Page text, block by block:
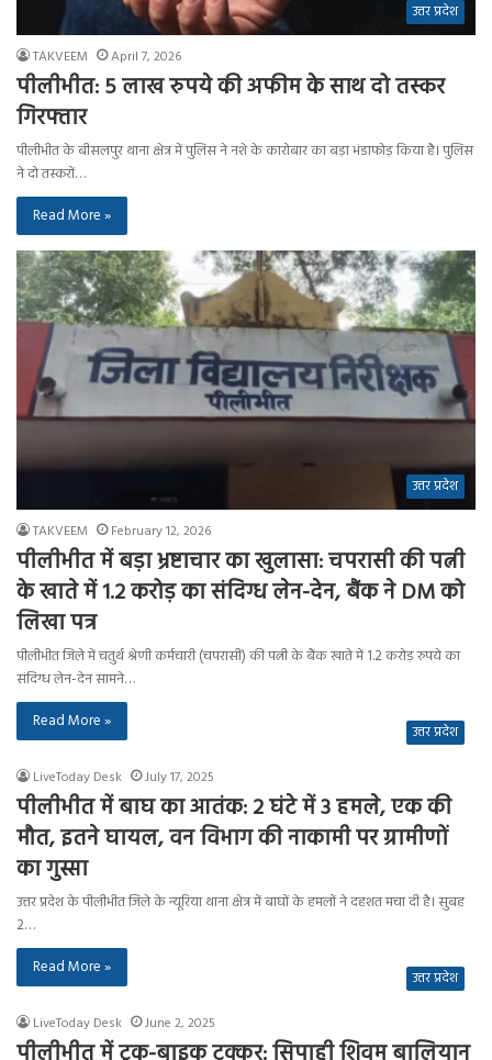
उत्तर प्रदेश
TAKVEEM April 7, 2026
पीलीभीत: 5 लाख रुपये की अफीम के साथ दो तस्कर
गिरफ्तार
पीलीभीत के बीसलपुर थाना क्षेत्र में पुलिस ने नशे के कारोबार का बड़ा भंडाफोड़ किया है। पुलिस
ने दो तस्करों…
Read More »
उत्तर प्रदेश
TAKVEEM February 12, 2026
पीलीभीत में बड़ा भ्रष्टाचार का खुलासा: चपरासी की पत्नी
के खाते में 1.2 करोड़ का संदिग्ध लेन-देन, बैंक ने DM को
लिखा पत्र
पीलीभीत जिले में चतुर्थ श्रेणी कर्मचारी (चपरासी) की पत्नी के बैंक खाते में 1.2 करोड़ रुपये का
संदिग्ध लेन-देन सामने…
Read More »
उत्तर प्रदेश
LiveToday Desk July 17, 2025
पीलीभीत में बाघ का आतंक: 2 घंटे में 3 हमले, एक की
मौत, इतने घायल, वन विभाग की नाकामी पर ग्रामीणों
का गुस्सा
उत्तर प्रदेश के पीलीभीत जिले के न्यूरिया थाना क्षेत्र में बाघों के हमलों ने दहशत मचा दी है। सुबह
2…
Read More »
उत्तर प्रदेश
LiveToday Desk June 2, 2025